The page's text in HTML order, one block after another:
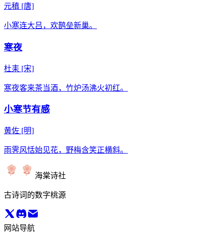
元稹 [唐]
小寒连大吕，欢鹊垒新巢。
寒夜
杜耒 [宋]
寒夜客来茶当酒，竹炉汤沸火初红。
小寒节有感
黄佐 [明]
雨霁风恬始见花，野梅含笑正横斜。
海棠诗社
古诗词的数字桃源
网站导航